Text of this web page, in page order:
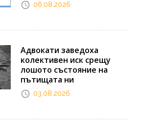
06.08.2026
Адвокати заведоха
колективен иск срещу
лошото състояние на
пътищата ни
03.08.2026